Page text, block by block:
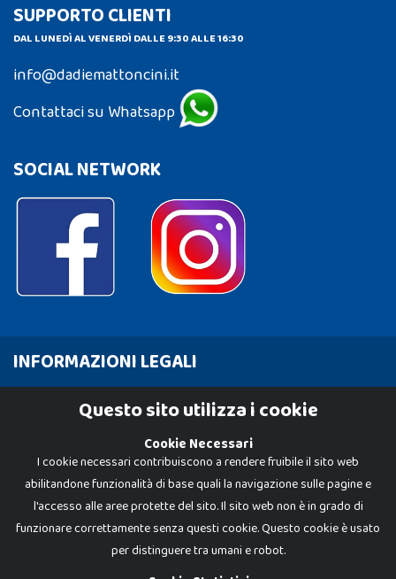
SUPPORTO CLIENTI
DAL LUNEDÌ AL VENERDÌ DALLE 9:30 ALLE 16:30
info@dadiemattoncini.it
Contattaci su Whatsapp
SOCIAL NETWORK
INFORMAZIONI LEGALI
Cookie PolicyQuesto sito utilizza i cookie
Cookie Necessari
I cookie necessari contribuiscono a rendere fruibile il sito web
abilitandone funzionalità di base quali la navigazione sulle pagine e
l'accesso alle aree protette del sito. Il sito web non è in grado di
funzionare correttamente senza questi cookie. Questo cookie è usato
per distinguere tra umani e robot.